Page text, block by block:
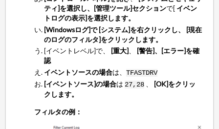
ティ]を選択し、[管理ツール]セクションで[ イベン
トログの表示]を選択します。
[Windowsログ]で [システム]を右クリックし、 [現在
のログのフィルタ]をクリックします。
[イベントレベル]で、 [重大]
[警告]、[エラー]を確
認
イベントソースの場合は、TFASTDRV
[イベントソース]の場合は 27,28 、
[OK]をクリッ
クします。
フィルタの例：